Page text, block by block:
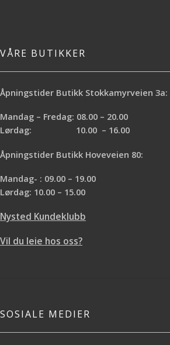
VÅRE BUTIKKER
Åpningstider Butikk Stokkamyrveien 3a:
Mandag – Fredag: 08.00 – 20.00
Lørdag: 10.00 – 16.00
Åpningstider Butikk Hoveveien 80:
Mandag- : 09.00 – 19.00
Lørdag: 10.00 – 15.00
Nysted Kundeklubb
Vil du leie hos oss?
SOSIALE MEDIER